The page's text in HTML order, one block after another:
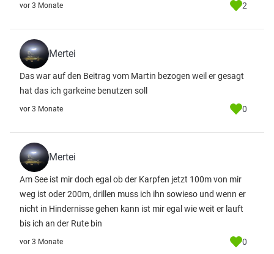
vor 3 Monate 2
Mertei
Das war auf den Beitrag vom Martin bezogen weil er gesagt
hat das ich garkeine benutzen soll
vor 3 Monate 0
Mertei
Am See ist mir doch egal ob der Karpfen jetzt 100m von mir
weg ist oder 200m, drillen muss ich ihn sowieso und wenn er
nicht in Hindernisse gehen kann ist mir egal wie weit er lauft
bis ich an der Rute bin
vor 3 Monate 0